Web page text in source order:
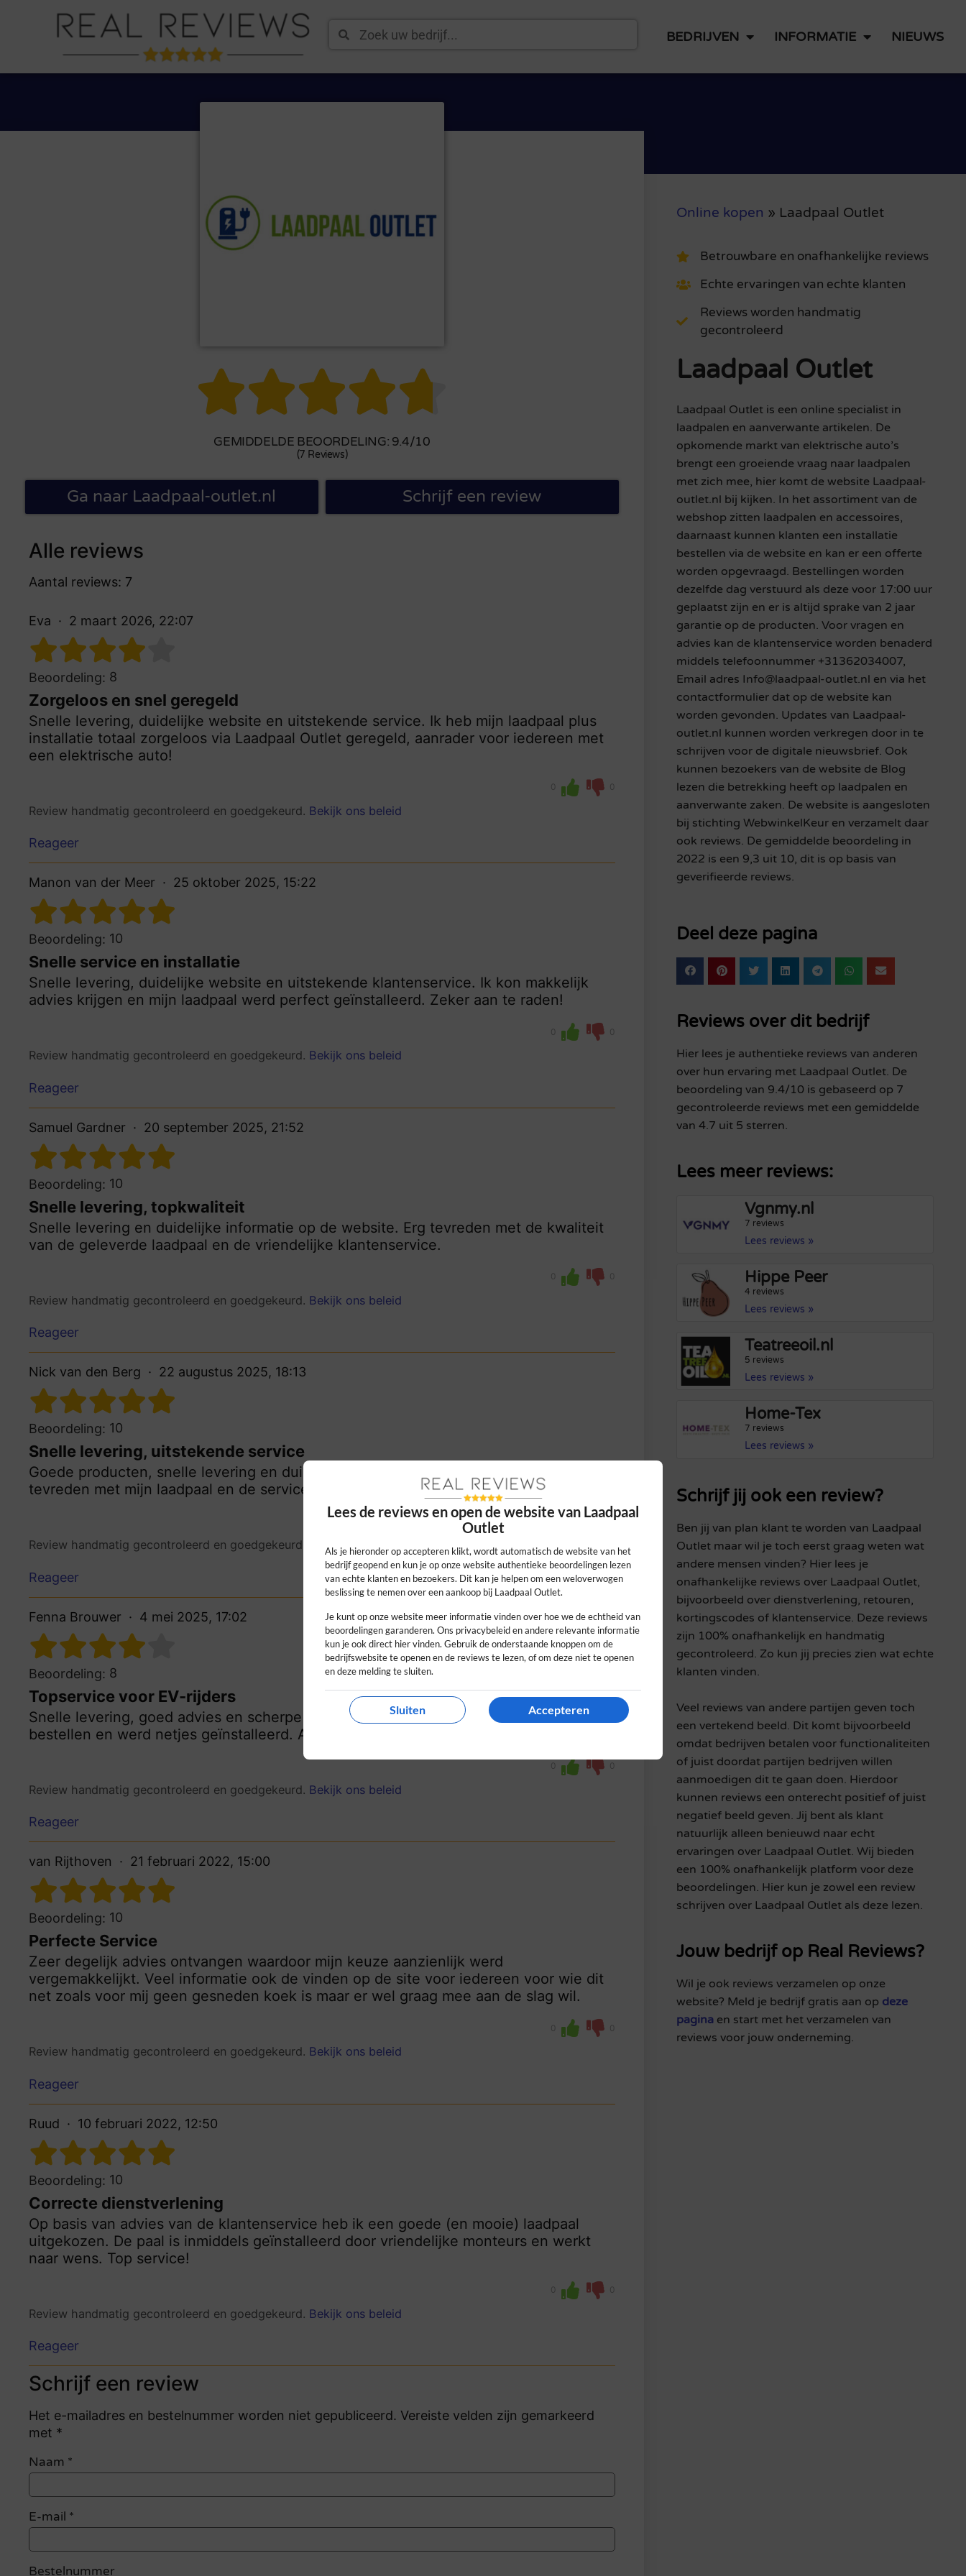
BEDRIJVEN INFORMATIE NIEUWS

GEMIDDELDE BEOORDELING: 9.4/10
(7 Reviews)
Ga naar Laadpaal-outlet.nl Schrijf een review
Alle reviews
Aantal reviews: 7
Eva 2 maart 2026, 22:07
Beoordeling: 8
Zorgeloos en snel geregeld
Snelle levering, duidelijke website en uitstekende service. Ik heb mijn laadpaal plus
installatie totaal zorgeloos via Laadpaal Outlet geregeld, aanrader voor iedereen met
een elektrische auto!
0 0
Review handmatig gecontroleerd en goedgekeurd. Bekijk ons beleid
Reageer
Manon van der Meer 25 oktober 2025, 15:22
Beoordeling: 10
Snelle service en installatie
Snelle levering, duidelijke website en uitstekende klantenservice. Ik kon makkelijk
advies krijgen en mijn laadpaal werd perfect geïnstalleerd. Zeker aan te raden!
0 0
Review handmatig gecontroleerd en goedgekeurd. Bekijk ons beleid
Reageer
Samuel Gardner 20 september 2025, 21:52
Beoordeling: 10
Snelle levering, topkwaliteit
Snelle levering en duidelijke informatie op de website. Erg tevreden met de kwaliteit
van de geleverde laadpaal en de vriendelijke klantenservice.
0 0
Review handmatig gecontroleerd en goedgekeurd. Bekijk ons beleid
Reageer
Nick van den Berg 22 augustus 2025, 18:13
Beoordeling: 10
Snelle levering, uitstekende service
Goede producten, snelle levering en duidelijke communicatie over installatie. Erg
tevreden met mijn laadpaal en de service van deze webshop!
0
Review handmatig gecontroleerd en goedgekeurd. Bekijk ons beleid
Reageer
Fenna Brouwer 4 mei 2025, 17:02
Beoordeling: 8
Topservice voor EV-rijders
Snelle levering, goed advies en scherpe prijzen. Mijn laadpaal was makkelijk te
bestellen en werd netjes geïnstalleerd. Absolute aanrader voor EV-rijders!
0 0
Review handmatig gecontroleerd en goedgekeurd. Bekijk ons beleid
Reageer
van Rijthoven 21 februari 2022, 15:00
Beoordeling: 10
Perfecte Service
Zeer degelijk advies ontvangen waardoor mijn keuze aanzienlijk werd
vergemakkelijkt. Veel informatie ook de vinden op de site voor iedereen voor wie dit
net zoals voor mij geen gesneden koek is maar er wel graag mee aan de slag wil.
0 0
Review handmatig gecontroleerd en goedgekeurd. Bekijk ons beleid
Reageer
Ruud 10 februari 2022, 12:50
Beoordeling: 10
Correcte dienstverlening
Op basis van advies van de klantenservice heb ik een goede (en mooie) laadpaal
uitgekozen. De paal is inmiddels geïnstalleerd door vriendelijke monteurs en werkt
naar wens. Top service!
0 0
Review handmatig gecontroleerd en goedgekeurd. Bekijk ons beleid
Reageer
Schrijf een review
Het e-mailadres en bestelnummer worden niet gepubliceerd. Vereiste velden zijn gemarkeerd
met *
Naam *
E-mail *
Bestelnummer
Online kopen » Laadpaal Outlet
Betrouwbare en onafhankelijke reviews
Echte ervaringen van echte klanten
Reviews worden handmatig
gecontroleerd
Laadpaal Outlet
Laadpaal Outlet is een online specialist in
laadpalen en aanverwante artikelen. De
opkomende markt van elektrische auto’s
brengt een groeiende vraag naar laadpalen
met zich mee, hier komt de website Laadpaal-
outlet.nl bij kijken. In het assortiment van de
webshop zitten laadpalen en accessoires,
daarnaast kunnen klanten een installatie
bestellen via de website en kan er een offerte
worden opgevraagd. Bestellingen worden
dezelfde dag verstuurd als deze voor 17:00 uur
geplaatst zijn en er is altijd sprake van 2 jaar
garantie op de producten. Voor vragen en
advies kan de klantenservice worden benaderd
middels telefoonnummer +31362034007,
Email adres Info@laadpaal-outlet.nl en via het
contactformulier dat op de website kan
worden gevonden. Updates van Laadpaal-
outlet.nl kunnen worden verkregen door in te
schrijven voor de digitale nieuwsbrief. Ook
kunnen bezoekers van de website de Blog
lezen die betrekking heeft op laadpalen en
aanverwante zaken. De website is aangesloten
bij stichting WebwinkelKeur en verzamelt daar
ook reviews. De gemiddelde beoordeling in
2022 is een 9,3 uit 10, dit is op basis van
geverifieerde reviews.
Deel deze pagina
Reviews over dit bedrijf
Hier lees je authentieke reviews van anderen
over hun ervaring met Laadpaal Outlet. De
beoordeling van 9.4/10 is gebaseerd op 7
gecontroleerde reviews met een gemiddelde
van 4.7 uit 5 sterren.
Lees meer reviews:
Vgnmy.nl
7 reviews
Lees reviews »
Hippe Peer
4 reviews
Lees reviews »
Teatreeoil.nl
5 reviews
Lees reviews »
Home-Tex
7 reviews
Lees reviews »
Schrijf jij ook een review?
Ben jij van plan klant te worden van Laadpaal
Outlet maar wil je toch eerst graag weten wat
andere mensen vinden? Hier lees je
onafhankelijke reviews over Laadpaal Outlet,
bijvoorbeeld over dienstverlening, retouren,
kortingscodes of klantenservice. Deze reviews
zijn 100% onafhankelijk en handmatig
gecontroleerd. Zo kun jij precies zien wat echte
klanten vinden.
Veel reviews van andere partijen geven toch
een vertekend beeld. Dit komt bijvoorbeeld
omdat bedrijven betalen voor functionaliteiten
of juist doordat partijen bedrijven willen
aanmoedigen dit te gaan doen. Hierdoor
kunnen reviews een onterecht positief of juist
negatief beeld geven. Jij bent als klant
natuurlijk alleen benieuwd naar echt
ervaringen over Laadpaal Outlet. Wij bieden
een 100% onafhankelijk platform voor deze
beoordelingen. Hier kun je zowel een review
schrijven over Laadpaal Outlet als deze lezen.
Jouw bedrijf op Real Reviews?
Wil je ook reviews verzamelen op onze
website? Meld je bedrijf gratis aan op deze
paginaen start met het verzamelen van
reviews voor jouw onderneming.
Lees de reviews en open de website van Laadpaal
Outlet
Als je hieronder op accepteren klikt, wordt automatisch de website van het
bedrijf geopend en kun je op onze website authentieke beoordelingen lezen
van echte klanten en bezoekers. Dit kan je helpen om een weloverwogen
beslissing te nemen over een aankoop bij Laadpaal Outlet.
Je kunt op onze website meer informatie vinden over hoe we de echtheid van
beoordelingen garanderen. Ons privacybeleid en andere relevante informatie
kun je ook direct hier vinden. Gebruik de onderstaande knoppen om de
bedrijfswebsite te openen en de reviews te lezen, of om deze niet te openen
en deze melding te sluiten.
Sluiten Accepteren